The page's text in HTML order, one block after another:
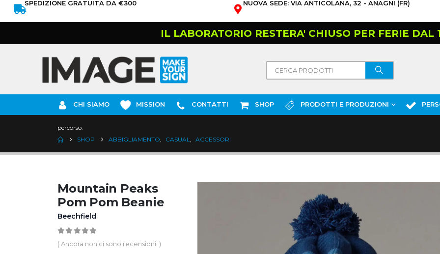
SPEDIZIONE GRATUITA DA €300 NUOVA SEDE: VIA ANTICOLANA, 32 - ANAGNI (FR)
IL LABORATORIO RESTERA' CHIUSO PER FERIE DAL
CHI SIAMO MISSION CONTATTI SHOP PRODOTTI E PRODUZIONI
percorso:
SHOP
ABBIGLIAMENTO, CASUAL, ACCESSORI
Mountain Peaks
Pom Pom Beanie
Beechfield
0out of 5
( Ancora non ci sono recensioni. )